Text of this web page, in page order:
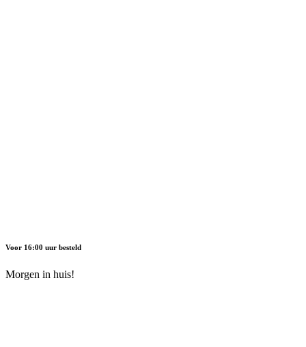
Voor 16:00 uur besteld
Morgen in huis!